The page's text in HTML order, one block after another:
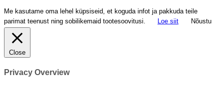
Me kasutame oma lehel küpsiseid, et koguda infot ja pakkuda teile
parimat teenust ning sobilikemaid tootesoovitusi.
Loe siit Nõustu
Close
Privacy Overview